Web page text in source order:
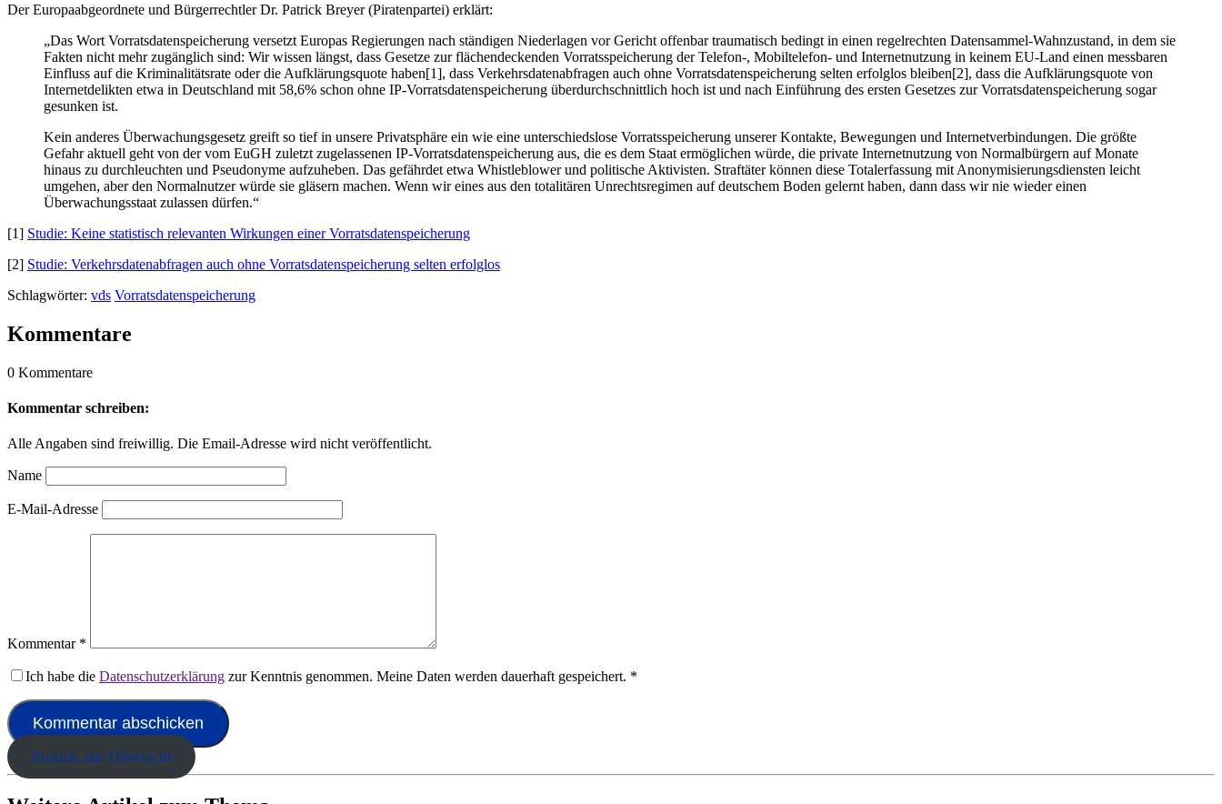
Der Europaabgeordnete und Bürgerrechtler Dr. Patrick Breyer (Piratenpartei) erklärt:
„Das Wort Vorratsdatenspeicherung versetzt Europas Regierungen nach ständigen Niederlagen vor Gericht offenbar traumatisch bedingt in einen regelrechten Datensammel-Wahnzustand, in dem sie
Fakten nicht mehr zugänglich sind: Wir wissen längst, dass Gesetze zur flächendeckenden Vorratsspeicherung der Telefon-, Mobiltelefon- und Internetnutzung in keinem EU-Land einen messbaren
Einfluss auf die Kriminalitätsrate oder die Aufklärungsquote haben[1], dass Verkehrsdatenabfragen auch ohne Vorratsdatenspeicherung selten erfolglos bleiben[2], dass die Aufklärungsquote von
Internetdelikten etwa in Deutschland mit 58,6% schon ohne IP-Vorratsdatenspeicherung überdurchschnittlich hoch ist und nach Einführung des ersten Gesetzes zur Vorratsdatenspeicherung sogar
gesunken ist.
Kein anderes Überwachungsgesetz greift so tief in unsere Privatsphäre ein wie eine unterschiedslose Vorratsspeicherung unserer Kontakte, Bewegungen und Internetverbindungen. Die größte
Gefahr aktuell geht von der vom EuGH zuletzt zugelassenen IP-Vorratsdatenspeicherung aus, die es dem Staat ermöglichen würde, die private Internetnutzung von Normalbürgern auf Monate
hinaus zu durchleuchten und Pseudonyme aufzuheben. Das gefährdet etwa Whistleblower und politische Aktivisten. Straftäter können diese Totalerfassung mit Anonymisierungsdiensten leicht
umgehen, aber den Normalnutzer würde sie gläsern machen. Wenn wir eines aus den totalitären Unrechtsregimen auf deutschem Boden gelernt haben, dann dass wir nie wieder einen
Überwachungsstaat zulassen dürfen.“
[1] Studie: Keine statistisch relevanten Wirkungen einer Vorratsdatenspeicherung
[2] Studie: Verkehrsdatenabfragen auch ohne Vorratsdatenspeicherung selten erfolglos
Schlagwörter: vds Vorratsdatenspeicherung
Kommentare
0 Kommentare
Kommentar schreiben:
Alle Angaben sind freiwillig. Die Email-Adresse wird nicht veröffentlicht.
Name
E-Mail-Adresse
Kommentar *
Ich habe die Datenschutzerklärung zur Kenntnis genommen. Meine Daten werden dauerhaft gespeichert. *
Zurück zur Übersicht